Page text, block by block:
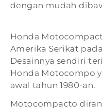
dengan mudah
Honda
Amerika Serikat
Desainnya sendiri
Honda Motocompo
awal tahun 1980-an.
Motocompacto